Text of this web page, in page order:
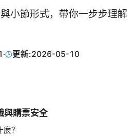
小節形式，帶你一步步理解
· 更新:2026-05-10
與購票安全
？